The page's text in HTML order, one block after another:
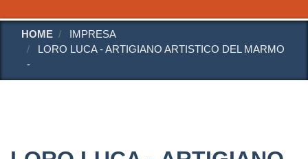
HOME
IMPRESA
LORO LUCA - ARTIGIANO ARTISTICO DEL MARMO
-